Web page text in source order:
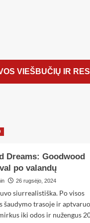
VIEŠBUČIŲ IR
Dreams: Goodwood
po valandų
26 rugsėjo, 2024
siurrealistiška. Po visos
šaudymo trasoje ir
iki odos ir nužengus